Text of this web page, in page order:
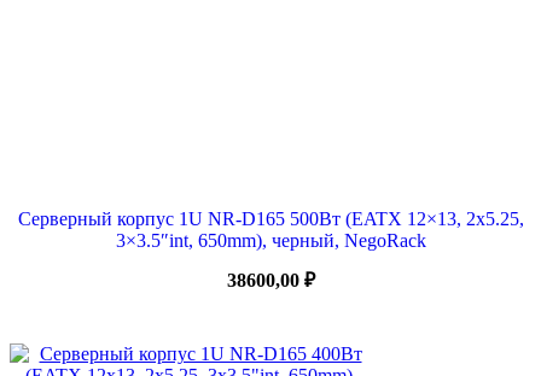
Серверный корпус 1U NR-D165 500Вт (EATX 12×13, 2х5.25,
3×3.5″int, 650mm), черный, NegoRack
38600,00 ₽